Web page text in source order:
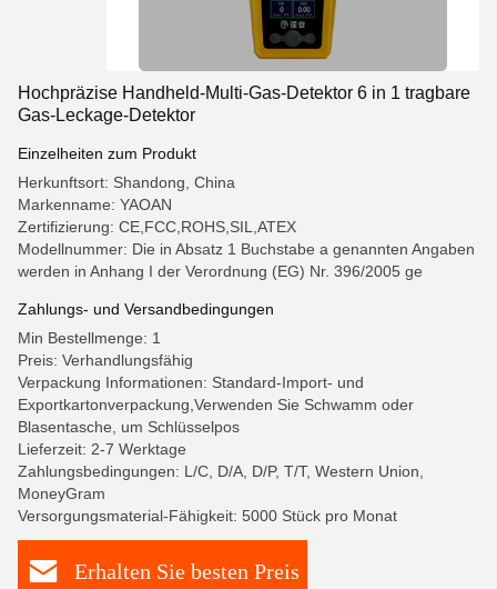
Hochpräzise Handheld-Multi-Gas-Detektor 6 in 1 tragbare
Gas-Leckage-Detektor
Einzelheiten zum Produkt
Herkunftsort: Shandong, China
Markenname: YAOAN
Zertifizierung: CE,FCC,ROHS,SIL,ATEX
Modellnummer: Die in Absatz 1 Buchstabe a genannten Angaben
werden in Anhang I der Verordnung (EG) Nr. 396/2005 ge
Zahlungs- und Versandbedingungen
Min Bestellmenge: 1
Preis: Verhandlungsfähig
Verpackung Informationen: Standard-Import- und
Exportkartonverpackung,Verwenden Sie Schwamm oder
Blasentasche, um Schlüsselpos
Lieferzeit: 2-7 Werktage
Zahlungsbedingungen: L/C, D/A, D/P, T/T, Western Union,
MoneyGram
Versorgungsmaterial-Fähigkeit: 5000 Stück pro Monat
Erhalten Sie besten Preis